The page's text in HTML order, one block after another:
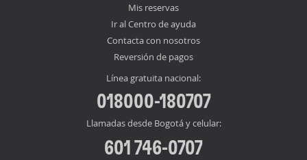
Mis reservas
Ir al Centro de ayuda
Contacta con nosotros
Reversión de pagos
Línea gratuita nacional:
018000-180707
Llamadas desde Bogotá y celular:
601 746-0707